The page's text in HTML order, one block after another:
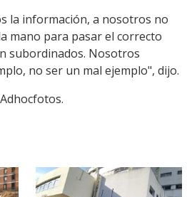
la información, a nosotros no
mano para pasar el correcto
subordinados. Nosotros
no ser un mal ejemplo", dijo.